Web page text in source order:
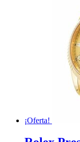
¡Oferta!